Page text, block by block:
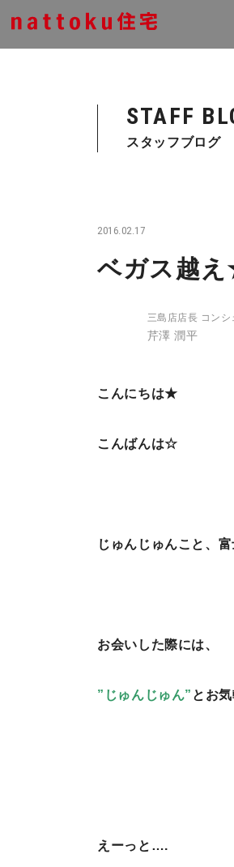
STAFF
スタッフブログ
2016.02.17
ベガス越
三島店店長 コンシ
芹澤 潤平
こんにちは★
こんばんは☆
じゅんじゅんこと、
お会いした際には、
”じゅんじゅん” とお
えーっと….